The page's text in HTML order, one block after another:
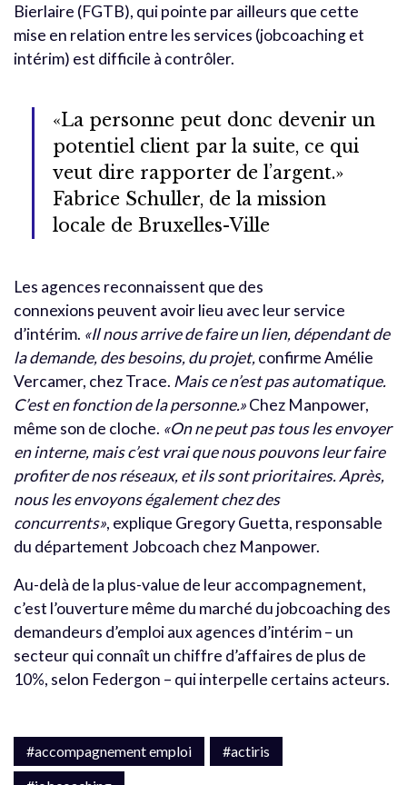
Bierlaire (FGTB), qui pointe par ailleurs que cette
mise en relation entre les services (jobcoaching et
intérim) est difficile à contrôler.
«La personne peut donc devenir un
potentiel client par la suite, ce qui
veut dire rapporter de l’argent.»
Fabrice Schuller, de la mission
locale de Bruxelles-Ville
Les agences reconnaissent que des
connexions peuvent avoir lieu avec leur service
d’intérim. «Il nous arrive de faire un lien, dépendant de
la demande, des besoins, du projet,confirme Amélie
Vercamer, chez Trace. Mais ce n’est pas automatique.
C’est en fonction de la personne.»Chez Manpower,
même son de cloche. «On ne peut pas tous les envoyer
en interne, mais c’est vrai que nous pouvons leur faire
profiter de nos réseaux, et ils sont prioritaires. Après,
nous les envoyons également chez des
concurrents», explique Gregory Guetta, responsable
du département Jobcoach chez Manpower.
Au-delà de la plus-value de leur accompagnement,
c’est l’ouverture même du marché du jobcoaching des
demandeurs d’emploi aux agences d’intérim – un
secteur qui connaît un chiffre d’affaires de plus de
10%, selon Federgon – qui interpelle certains acteurs.
#accompagnement emploi
#actiris